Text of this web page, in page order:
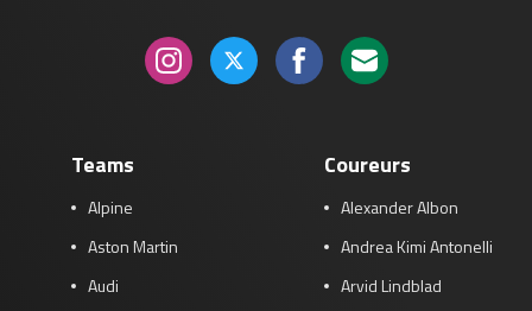
Teams
Alpine
Aston Martin
Audi
Coureurs
Alexander Albon
Andrea Kimi Antonelli
Arvid Lindblad